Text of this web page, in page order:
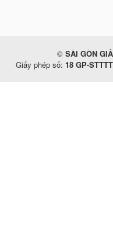
© SÀI GÒN
Giấy phép số: 18 GP-STTTT